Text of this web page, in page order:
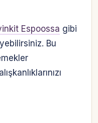
Espoossa gibi
Bu